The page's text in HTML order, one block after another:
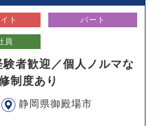
ト パート
員
者歓迎／個人ノルマな
制度あり
静岡県御殿場市